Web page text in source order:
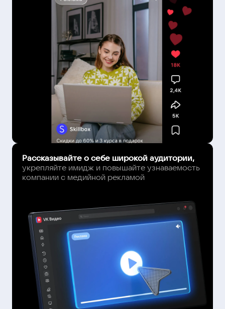
Рассказывайте о себе широкой аудитории,
укрепляйте имидж и повышайте узнаваемость
компании с медийной рекламой